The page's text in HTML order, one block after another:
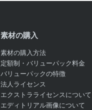
素材の購入
素材の購入方法
定額制・バリューパック料金
バリューパックの特徴
法人ライセンス
エクストラライセンスについて
エディトリアル画像について